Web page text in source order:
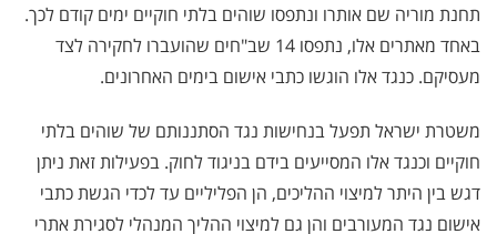
תחנת מוריה שם אותרו ונתפסו שוהים בלתי חוקיים ימים קודם לכך.
באחד מאתרים אלו, נתפסו 14 שב"חים שהועברו לחקירה לצד
מעסיקם. כנגד אלו הוגשו כתבי אישום בימים האחרונים.
משטרת ישראל תפעל בנחישות נגד הסתננותם של שוהים בלתי
חוקיים וכנגד אלו המסייעים בידם בניגוד לחוק. בפעילות זאת ניתן
דגש בין היתר למיצוי ההליכים, הן הפליליים עד לכדי הגשת כתבי
אישום נגד המעורבים והן גם למיצוי ההליך המנהלי לסגירת אתרי